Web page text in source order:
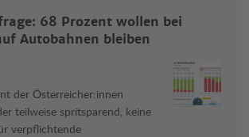
68 Prozent wollen bei
Autobahnen bleiben
der Österreicher:innen
teilweise spritsparend, keine
verpflichtende